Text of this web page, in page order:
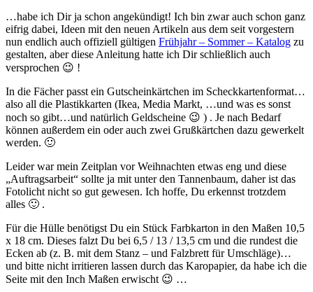
…habe ich Dir ja schon angekündigt! Ich bin zwar auch schon ganz
eifrig dabei, Ideen mit den neuen Artikeln aus dem seit vorgestern
nun endlich auch offiziell gültigen Frühjahr – Sommer – Katalog zu
gestalten, aber diese Anleitung hatte ich Dir schließlich auch
versprochen 😉 !
In die Fächer passt ein Gutscheinkärtchen im Scheckkartenformat…
also all die Plastikkarten (Ikea, Media Markt, …und was es sonst
noch so gibt…und natürlich Geldscheine 😉 ) . Je nach Bedarf
können außerdem ein oder auch zwei Grußkärtchen dazu gewerkelt
werden. 🙂
Leider war mein Zeitplan vor Weihnachten etwas eng und diese
„Auftragsarbeit“ sollte ja mit unter den Tannenbaum, daher ist das
Fotolicht nicht so gut gewesen. Ich hoffe, Du erkennst trotzdem
alles 🙂 .
Für die Hülle benötigst Du ein Stück Farbkarton in den Maßen 10,5
x 18 cm. Dieses falzt Du bei 6,5 / 13 / 13,5 cm und die rundest die
Ecken ab (z. B. mit dem Stanz – und Falzbrett für Umschläge)…
und bitte nicht irritieren lassen durch das Karopapier, da habe ich die
Seite mit den Inch Maßen erwischt 😉 …